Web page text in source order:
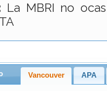
La MBRI no
Vancouver APA